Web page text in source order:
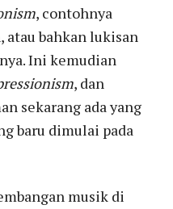
, contohnya
atau bahkan lukisan
Ini kemudian
, dan
sekarang ada yang
baru dimulai pada
musik di